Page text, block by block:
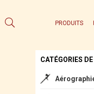
PRODUITS
CATÉGORIES